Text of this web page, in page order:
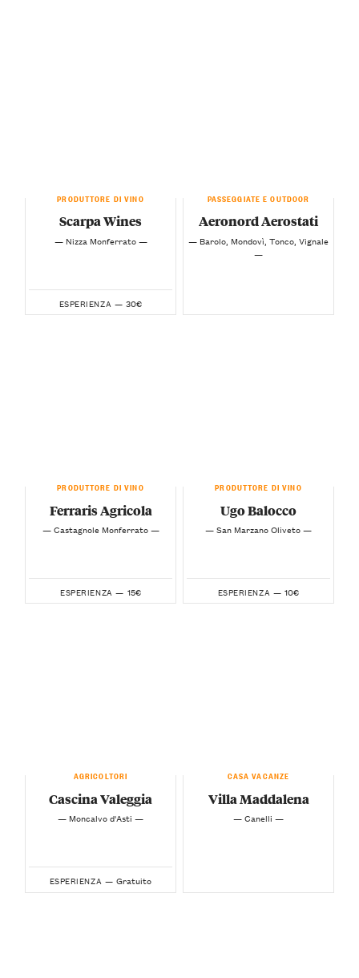
PRODUTTORE DI VINO
Scarpa Wines
— Nizza Monferrato —
ESPERIENZA — 30€
PASSEGGIATE E OUTDOOR
Aeronord Aerostati
— Barolo, Mondovì, Tonco, Vignale
—
PRODUTTORE DI VINO
Ferraris Agricola
— Castagnole Monferrato —
ESPERIENZA — 15€
PRODUTTORE DI VINO
Ugo Balocco
— San Marzano Oliveto —
ESPERIENZA — 10€
AGRICOLTORI
Cascina Valeggia
— Moncalvo d'Asti —
ESPERIENZA — Gratuito
CASA VACANZE
Villa Maddalena
— Canelli —